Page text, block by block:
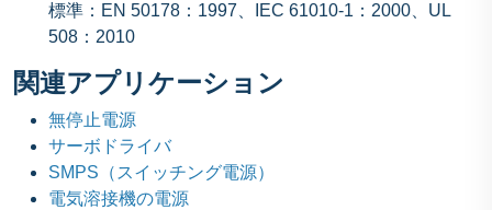
標準：EN 50178：1997、IEC 61010-1：2000、UL
508：2010
関連アプリケーション
無停止電源
サーボドライバ
SMPS（スイッチング電源）
電気溶接機の電源